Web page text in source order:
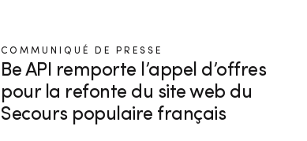
COMMUNIQUÉ DE PRESSE
Be API remporte l’appel d’offres
pour la refonte du site web du
Secours populaire français